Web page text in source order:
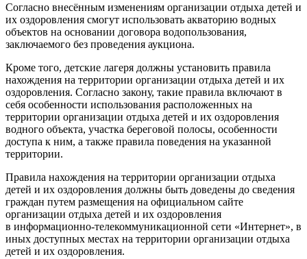
Согласно внесённым изменениям организации отдыха детей и
их оздоровления смогут использовать акваторию водных
объектов на основании договора водопользования,
заключаемого без проведения аукциона.
Кроме того, детские лагеря должны установить правила
нахождения на территории организации отдыха детей и их
оздоровления. Согласно закону, такие правила включают в
себя особенности использования расположенных на
территории организации отдыха детей и их оздоровления
водного объекта, участка береговой полосы, особенности
доступа к ним, а также правила поведения на указанной
территории.
Правила нахождения на территории организации отдыха
детей и их оздоровления должны быть доведены до сведения
граждан путем размещения на официальном сайте
организации отдыха детей и их оздоровления
в информационно-телекоммуникационной сети «Интернет», в
иных доступных местах на территории организации отдыха
детей и их оздоровления.